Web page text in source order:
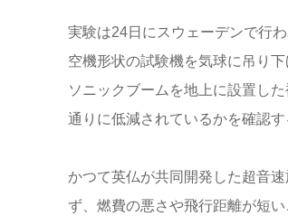
実験は24日にスウェーデンで行
空機形状の試験機を気球に吊り
ソニックブームを地上に設置し
通りに低減されているかを確認す
かつて英仏が共同開発した超音
ず、燃費の悪さや飛行距離が短